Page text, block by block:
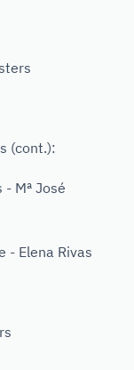
(cont.):
Mª José
- Elena Rivas